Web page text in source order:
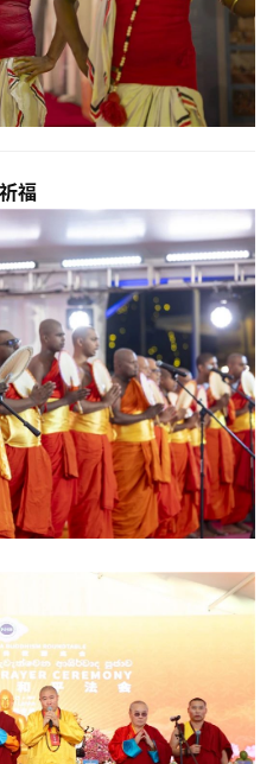
福